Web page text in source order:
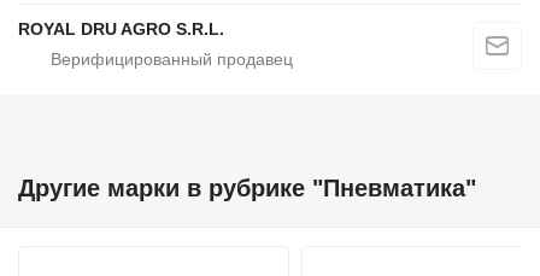
ROYAL DRU AGRO S.R.L.
Другие марки в рубрике "Пневматика"